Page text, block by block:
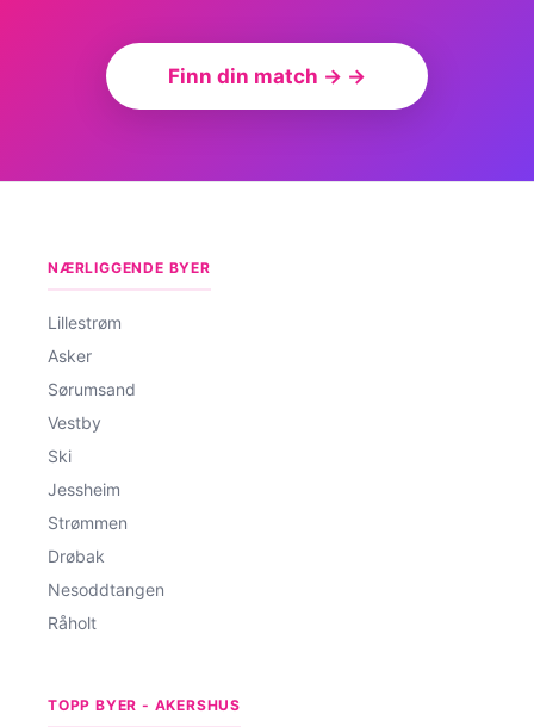
Finn din match → →
NÆRLIGGENDE BYER
Lillestrøm
Asker
Sørumsand
Vestby
Ski
Jessheim
Strømmen
Drøbak
Nesoddtangen
Råholt
TOPP BYER - AKERSHUS